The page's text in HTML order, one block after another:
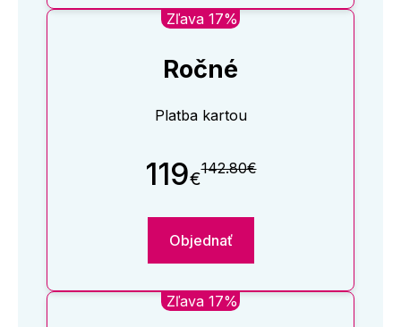
Zľava 17%
Ročné
Platba kartou
119€142.80€
Objednať
Zľava 17%